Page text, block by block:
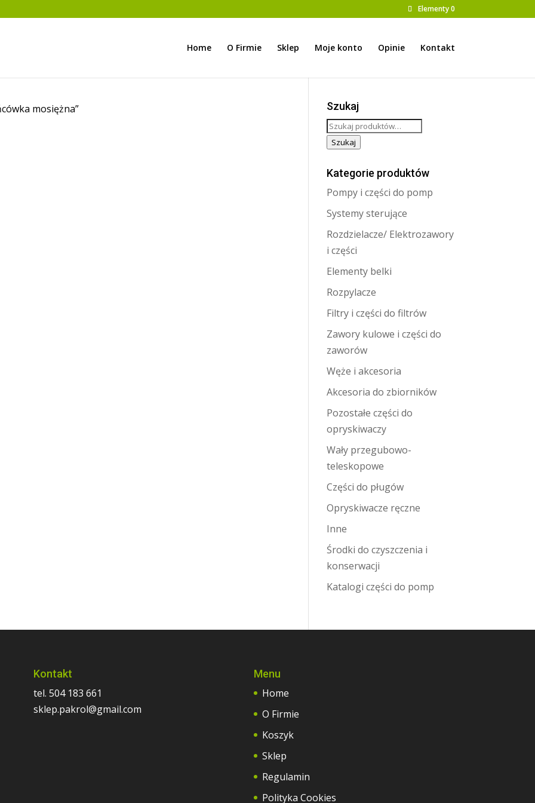
Elementy 0
Home O Firmie Sklep Moje konto Opinie Kontakt
mosiężna” Szukaj
Szukaj:
Szukaj
Kategorie produktów
Pompy i części do pomp
Systemy sterujące
Rozdzielacze/ Elektrozawory
i części
Elementy belki
Rozpylacze
Filtry i części do filtrów
Zawory kulowe i części do
zaworów
Węże i akcesoria
Akcesoria do zbiorników
Pozostałe części do
opryskiwaczy
Wały przegubowo-
teleskopowe
Części do pługów
Opryskiwacze ręczne
Inne
Środki do czyszczenia i
konserwacji
Katalogi części do pomp
Kontakt
tel. 504 183 661
sklep.pakrol@gmail.com
Menu
Home
O Firmie
Koszyk
Sklep
Regulamin
Polityka Cookies